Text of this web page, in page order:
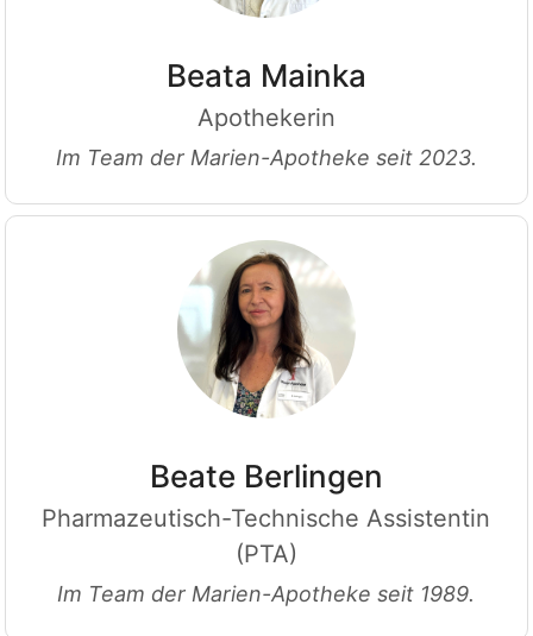
Beata Mainka
Apothekerin
Im Team der Marien-Apotheke seit 2023.
Beate Berlingen
Pharmazeutisch-Technische Assistentin
(PTA)
Im Team der Marien-Apotheke seit 1989.